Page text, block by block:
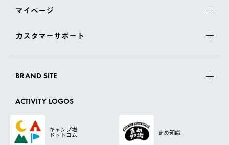
マイページ
カスタマーサポート
BRAND SITE
ACTIVITY LOGOS
キャンプ場
ドットコム まめ知識